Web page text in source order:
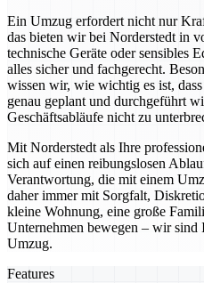
Ein Umzug erfordert nicht nur
das bieten wir bei Norderstedt in
technische Geräte oder sensibles
alles sicher und fachgerecht.
wissen wir, wie wichtig es ist,
genau geplant und durchgeführt
Geschäftsabläufe nicht zu
Mit Norderstedt als Ihre
sich auf einen reibungslosen
Verantwortung, die mit einem
daher immer mit Sorgfalt,
kleine Wohnung, eine große
Unternehmen bewegen – wir sind
Umzug.
Features